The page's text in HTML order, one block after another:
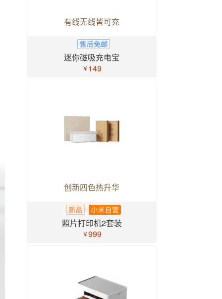
有线无线皆可充
迷你磁吸充电宝
￥149
创新四色热升华
照片打印机2套装
￥999